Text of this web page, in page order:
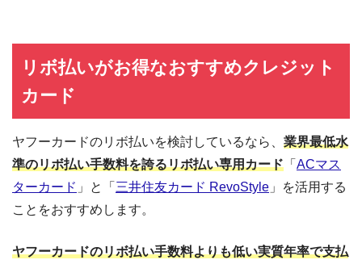
リボ払いがお得なおすすめクレジット
カード
ヤフーカードのリボ払いを検討しているなら、 業界最低水
準のリボ払い手数料を誇るリボ払い専用カード 「 ACマス
ターカード 」と「 三井住友カード RevoStyle 」を活用する
ことをおすすめします。
ヤフーカードのリボ払い手数料よりも低い実質年率で支払